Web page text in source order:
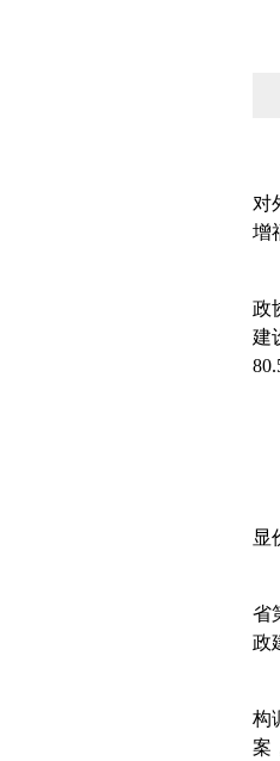
“
对
增
政
建
显
省
政
构
案